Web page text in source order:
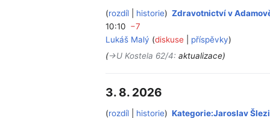
rozdíl historie
Zdravotnictví v
10:10 −7
Lukáš Malý diskuse
příspěvky
(→‎U Kostela 62/4:aktualizace)
3. 8. 2026
rozdíl historie Kategorie:Jaroslav